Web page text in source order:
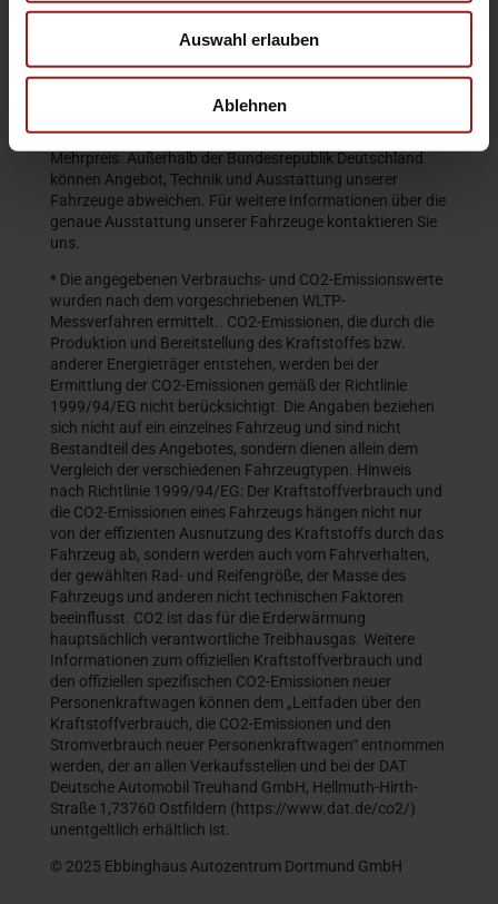
Auswahl erlauben
Ablehnen
Die Produktbeschreibungen und Abbildungen enthalten
teilweise auch Sonderausstattungen, die nicht zum
entspricht dem Stand bei Veröffentlichung. Wir behalten
Die abgebildeten Farben geben den wirklichen Farbton nur
annähernd wieder. Gezeigte Sonderausstattungen gegen
Mehrpreis. Außerhalb der Bundesrepublik Deutschland
können Angebot, Technik und Ausstattung unserer
Fahrzeuge abweichen. Für weitere Informationen über die
genaue Ausstattung unserer Fahrzeuge kontaktieren Sie
uns.
* Die angegebenen Verbrauchs- und CO2-Emissionswerte
wurden nach dem vorgeschriebenen WLTP-
Messverfahren ermittelt.. CO2-Emissionen, die durch die
Produktion und Bereitstellung des Kraftstoffes bzw.
anderer Energieträger entstehen, werden bei der
Ermittlung der CO2-Emissionen gemäß der Richtlinie
1999/94/EG nicht berücksichtigt. Die Angaben beziehen
sich nicht auf ein einzelnes Fahrzeug und sind nicht
Bestandteil des Angebotes, sondern dienen allein dem
Vergleich der verschiedenen Fahrzeugtypen. Hinweis
nach Richtlinie 1999/94/EG: Der Kraftstoffverbrauch und
die CO2-Emissionen eines Fahrzeugs hängen nicht nur
von der effizienten Ausnutzung des Kraftstoffs durch das
Fahrzeug ab, sondern werden auch vom Fahrverhalten,
der gewählten Rad- und Reifengröße, der Masse des
Fahrzeugs und anderen nicht technischen Faktoren
beeinflusst. CO2 ist das für die Erderwärmung
hauptsächlich verantwortliche Treibhausgas. Weitere
Informationen zum offiziellen Kraftstoffverbrauch und
den offiziellen spezifischen CO2-Emissionen neuer
Personenkraftwagen können dem „Leitfaden über den
Kraftstoffverbrauch, die CO2-Emissionen und den
Stromverbrauch neuer Personenkraftwagen“ entnommen
werden, der an allen Verkaufsstellen und bei der DAT
Deutsche Automobil Treuhand GmbH, Hellmuth-Hirth-
Straße 1,73760 Ostfildern (https://www.dat.de/co2/)
unentgeltlich erhältlich ist.
© 2025 Ebbinghaus Autozentrum Dortmund GmbH